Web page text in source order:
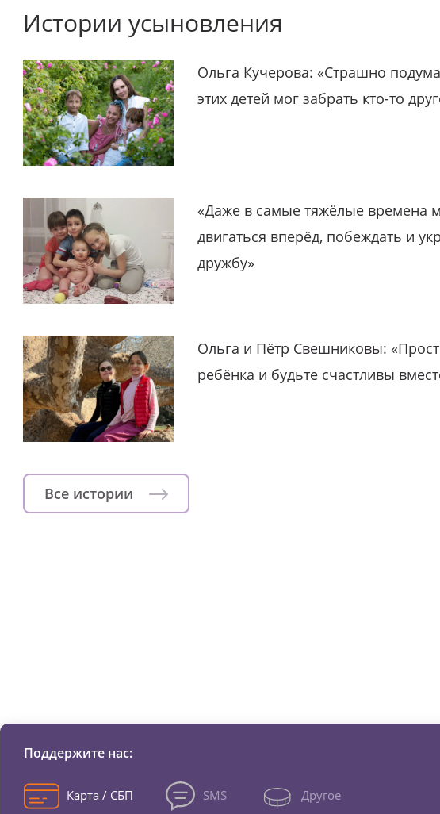
Истории усыновления
Ольга Кучерова: «Страшно
этих детей мог забрать кто-то
«Даже в самые тяжёлые времена
двигаться вперёд, побеждать и
дружбу»
Ольга и Пётр Свешниковы:
ребёнка и будьте счастливы
Все истории
Поддержите нас:
Карта / СБП SMS Другое